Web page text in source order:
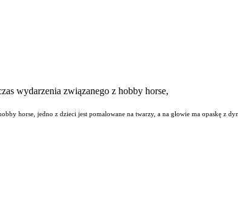
horse, jedno z dzieci jest pomalowane na twarzy, a na głowie ma opaskę z